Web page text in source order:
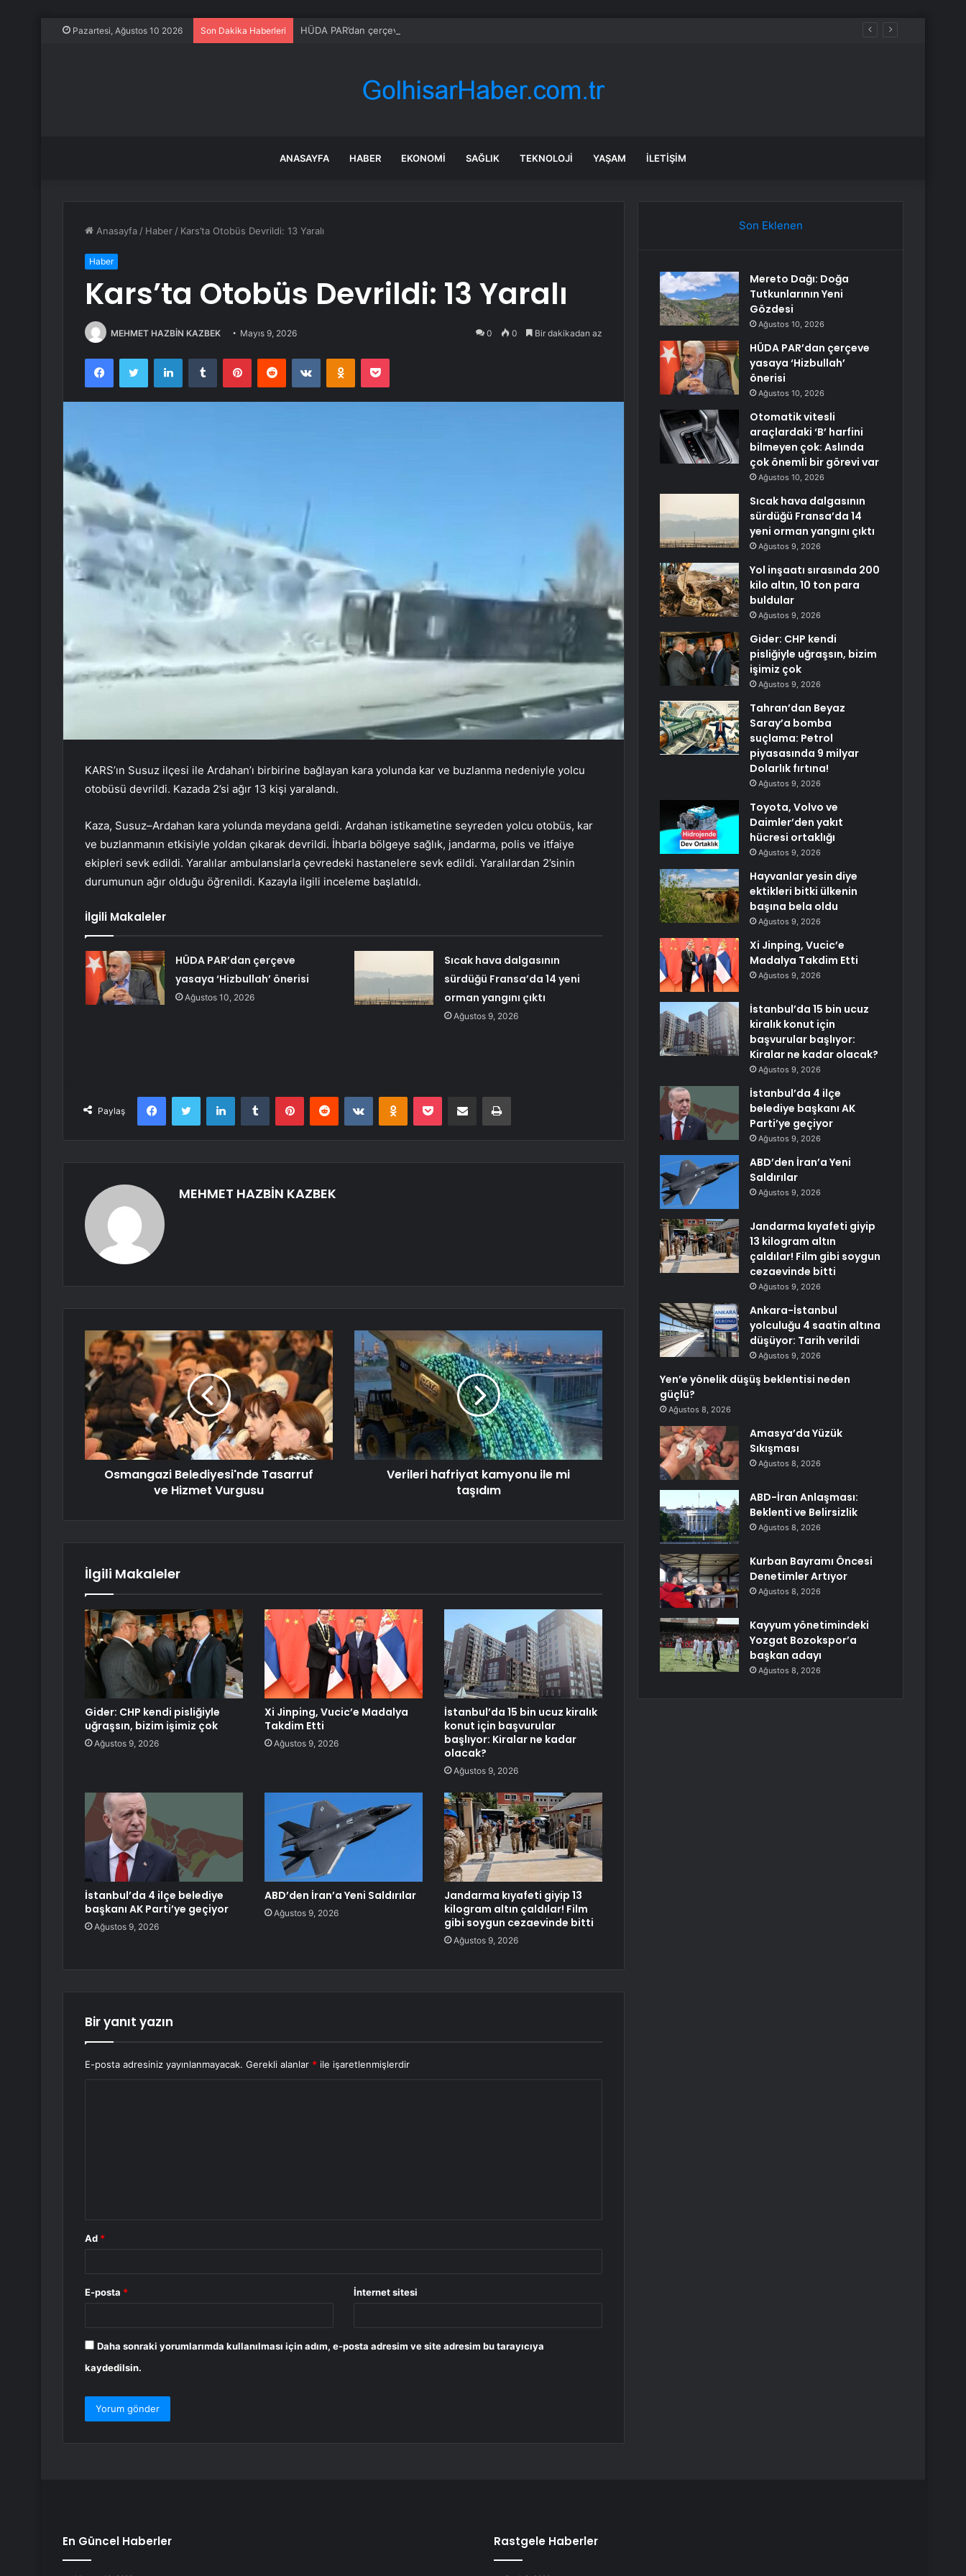
Pazartesi, Ağustos 10 2026 Son Dakika Haberleri HÜDA PAR’dan çerçeve yasaya ‘Hizbullah’ önerisi
ANASAYFA HABER EKONOMI SAĞLIK TEKNOLOJI YAŞAM İLETIŞIM
Anasayfa / Haber / Kars’ta Otobüs Devrildi: 13 Yaralı
Haber
Kars’ta Otobüs Devrildi: 13 Yaralı
MEHMET HAZBİN KAZBEK Mayıs 9, 2026 0 0 Bir dakikadan az
FacebookTwitter LinkedInTumblr PinterestReddit VKontakteOdnoklassniki
Pocket
KARS’ın Susuz ilçesi ile Ardahan’ı birbirine bağlayan kara yolunda kar ve buzlanma nedeniyle yolcu
otobüsü devrildi. Kazada 2’si ağır 13 kişi yaralandı.
Kaza, Susuz–Ardahan kara yolunda meydana geldi. Ardahan istikametine seyreden yolcu otobüs, kar
ve buzlanmanın etkisiyle yoldan çıkarak devrildi. İhbarla bölgeye sağlık, jandarma, polis ve itfaiye
ekipleri sevk edildi. Yaralılar ambulanslarla çevredeki hastanelere sevk edildi. Yaralılardan 2’sinin
durumunun ağır olduğu öğrenildi. Kazayla ilgili inceleme başlatıldı.
İlgili Makaleler
HÜDA PAR’dan çerçeve
yasaya ‘Hizbullah’ önerisi
Ağustos 10, 2026
Sıcak hava dalgasının
sürdüğü Fransa’da 14 yeni
orman yangını çıktı
Ağustos 9, 2026
Paylaş
FacebookTwitter LinkedInTumblr PinterestReddit VKontakteOdnoklassniki
Pocket E-Posta ile paylaş Yazdır
MEHMET HAZBİN KAZBEK
Osmangazi Belediyesi'nde Tasarruf
ve Hizmet Vurgusu
Verileri hafriyat kamyonu ile mi
taşıdım
İlgili Makaleler
Gider: CHP kendi pisliğiyle
uğraşsın, bizim işimiz çok
Ağustos 9, 2026
Xi Jinping, Vucic’e Madalya
Takdim Etti
Ağustos 9, 2026
İstanbul’da 15 bin ucuz kiralık
konut için başvurular
başlıyor: Kiralar ne kadar
olacak?
Ağustos 9, 2026
İstanbul’da 4 ilçe belediye
başkanı AK Parti’ye geçiyor
Ağustos 9, 2026
ABD’den İran’a Yeni Saldırılar
Ağustos 9, 2026
Jandarma kıyafeti giyip 13
kilogram altın çaldılar! Film
gibi soygun cezaevinde bitti
Ağustos 9, 2026
Bir yanıt yazın
E-posta adresiniz yayınlanmayacak. Gerekli alanlar * ile işaretlenmişlerdir
Ad *
E-posta * İnternet sitesi
Daha sonraki yorumlarımda kullanılması için adım, e-posta adresim ve site adresim bu tarayıcıya
kaydedilsin.
Son Eklenen
Mereto Dağı: Doğa
Tutkunlarının Yeni
Gözdesi
Ağustos 10, 2026
HÜDA PAR’dan çerçeve
yasaya ‘Hizbullah’
önerisi
Ağustos 10, 2026
Otomatik vitesli
araçlardaki ‘B’ harfini
bilmeyen çok: Aslında
çok önemli bir görevi var
Ağustos 10, 2026
Sıcak hava dalgasının
sürdüğü Fransa’da 14
yeni orman yangını çıktı
Ağustos 9, 2026
Yol inşaatı sırasında 200
kilo altın, 10 ton para
buldular
Ağustos 9, 2026
Gider: CHP kendi
pisliğiyle uğraşsın, bizim
işimiz çok
Ağustos 9, 2026
Tahran’dan Beyaz
Saray’a bomba
suçlama: Petrol
piyasasında 9 milyar
Dolarlık fırtına!
Ağustos 9, 2026
Toyota, Volvo ve
Daimler’den yakıt
hücresi ortaklığı
Ağustos 9, 2026
Hayvanlar yesin diye
ektikleri bitki ülkenin
başına bela oldu
Ağustos 9, 2026
Xi Jinping, Vucic’e
Madalya Takdim Etti
Ağustos 9, 2026
İstanbul’da 15 bin ucuz
kiralık konut için
başvurular başlıyor:
Kiralar ne kadar olacak?
Ağustos 9, 2026
İstanbul’da 4 ilçe
belediye başkanı AK
Parti’ye geçiyor
Ağustos 9, 2026
ABD’den İran’a Yeni
Saldırılar
Ağustos 9, 2026
Jandarma kıyafeti giyip
13 kilogram altın
çaldılar! Film gibi soygun
cezaevinde bitti
Ağustos 9, 2026
Ankara-İstanbul
yolculuğu 4 saatin altına
düşüyor: Tarih verildi
Ağustos 9, 2026
Yen’e yönelik düşüş beklentisi neden
güçlü?
Ağustos 8, 2026
Amasya’da Yüzük
Sıkışması
Ağustos 8, 2026
ABD-İran Anlaşması:
Beklenti ve Belirsizlik
Ağustos 8, 2026
Kurban Bayramı Öncesi
Denetimler Artıyor
Ağustos 8, 2026
Kayyum yönetimindeki
Yozgat Bozokspor’a
başkan adayı
Ağustos 8, 2026
En Güncel Haberler Rastgele Haberler